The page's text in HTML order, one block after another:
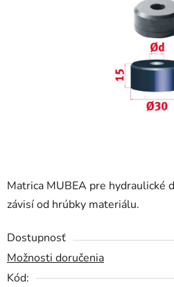
Matrica MUBEA pre hydraulické
závisí od hrúbky materiálu.
Dostupnosť
Možnosti doručenia
Kód: